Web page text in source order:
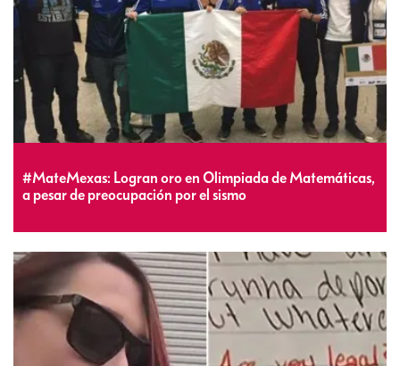
#MateMexas: Logran oro en Olimpiada de Matemáticas,
a pesar de preocupación por el sismo